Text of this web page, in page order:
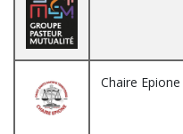
Chaire Epione